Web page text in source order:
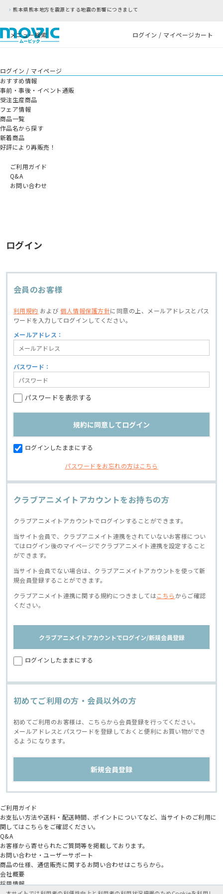
とする地震の影響につきまして
メニュー検索 ログイン / マイページカート
ログイン / マイページ
おすすめ情報
事前・事後・イベント通販
受注生産商品
フェア情報
商品一覧
作品名から探す
新着商品
好評により再販売！
ご利用ガイド
Q&A
お問い合わせ
ログイン
会員のお客様
利用規約 および個人情報保護方針に同意の上、
メールアドレスとパス
ワードを入力してログインしてください。
メールアドレス：
パスワード：
パスワードを表示する
ログインしたままにする
パスワードをお忘れの方はこちら
クラブアニメイトアカウントをお持ちの方
クラブアニメイトアカウントでログインすることができます。
当サイト会員で、クラブアニメイト連携をされていないお客様につい
てはログイン後のマイページでクラブアニメイト連携を設定すること
ができます。
当サイト会員でない場合は、クラブアニメイトアカウントを使って新
規会員登録することができます。
クラブアニメイト連携に関する規約につきましてはこちら からご確認
ください。
クラブアニメイトアカウントでログイン/新規会員登録
ログインしたままにする
初めてご利用の方・会員以外の方
初めてご利用のお客様は、こちらから会員登録を行ってください。
メールアドレスとパスワードを登録しておくと便利にお買い物ができ
るようになります。
ご利用ガイド
お支払い方法や送料・配送時間、ポイントについてなど、当サイトのご利用に
関してはこちらをご確認ください。
Q&A
お客様から寄せられたご質問等を掲載しております。
お問い合わせ・ユーザーサポート
商品の仕様、通信販売に関するお問い合わせはこちらから。
会社概要
採用情報